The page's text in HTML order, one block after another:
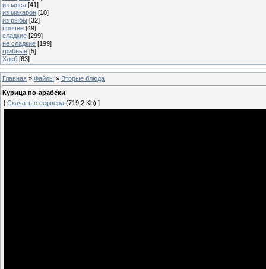
из мяса [41]
из макарон [10]
из рыбы [32]
прочее [49]
сладкие [299]
не сладкие [199]
грибные [5]
Хлеб [63]
Главная » Файлы » Вторые блюда
Курица по-арабски
[ Скачать с сервера (719.2 Kb) ]